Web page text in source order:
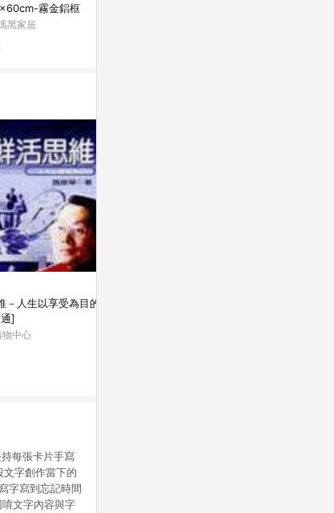
霧金鋁框
黑家居
－人生以享受為目的[二
]
中心
每張卡片手寫
字創作當下的
字寫到忘記時間
文字內容與字